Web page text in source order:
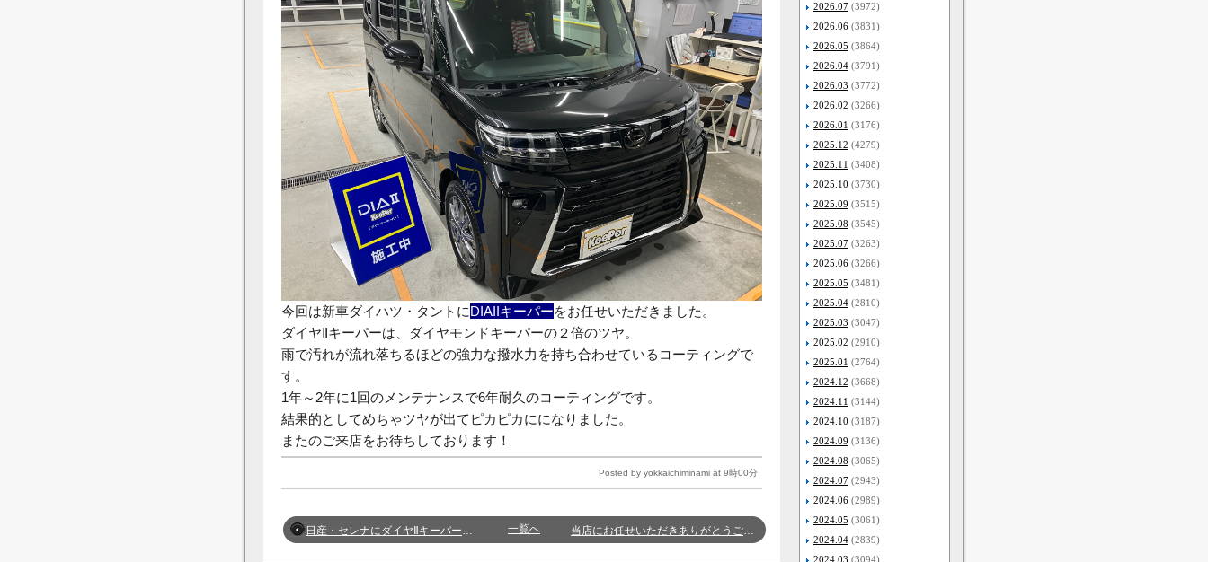
今回は新車ダイハツ・タントにDIAIIキーパーをお任せいただきました。
ダイヤⅡキーパーは、ダイヤモンドキーパーの２倍のツヤ。
雨で汚れが流れ落ちるほどの強力な撥水力を持ち合わせているコーティングで
す。
1年～2年に1回のメンテナンスで6年耐久のコーティングです。
結果的としてめちゃツヤが出てピカピカにになりました。
またのご来店をお待ちしております！
Posted by yokkaichiminami at 9時00分
日産・セレナにダイヤⅡキーパーを施工！！「四日市南店・上野」 一覧へ 当店にお任せいただきありがとうございました！（四日市南店 細井 海里）
2026.07 (3972)
2026.06 (3831)
2026.05 (3864)
2026.04 (3791)
2026.03 (3772)
2026.02 (3266)
2026.01 (3176)
2025.12 (4279)
2025.11 (3408)
2025.10 (3730)
2025.09 (3515)
2025.08 (3545)
2025.07 (3263)
2025.06 (3266)
2025.05 (3481)
2025.04 (2810)
2025.03 (3047)
2025.02 (2910)
2025.01 (2764)
2024.12 (3668)
2024.11 (3144)
2024.10 (3187)
2024.09 (3136)
2024.08 (3065)
2024.07 (2943)
2024.06 (2989)
2024.05 (3061)
2024.04 (2839)
2024.03 (3094)